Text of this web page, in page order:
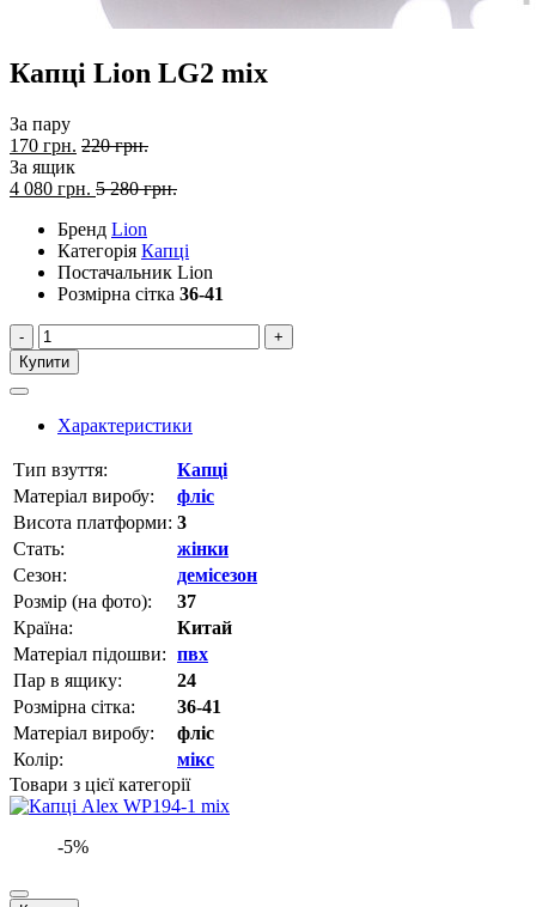
Капці Lion LG2 mix
За пару
170 грн. 220 грн.
За ящик
4 080 грн. 5 280 грн.
Бренд Lion
Категорія Капці
Постачальник Lion
Розмірна сітка 36-41
-
+
Купити
Характеристики
Тип взуття:
Капці
Матеріал виробу:
фліс
Висота платформи: 3
Стать:
жінки
Сезон:
демісезон
Розмір (на фото):
37
Країна:
Китай
Матеріал підошви: пвх
Пар в ящику:
24
Розмірна сітка:
36-41
Матеріал виробу:
фліс
Колір:
мікс
Товари з цієї категорії
-5%